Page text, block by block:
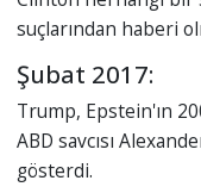
suçlarından haberi
Şubat 2017:
Trump, Epstein'ın
ABD savcısı
gösterdi.